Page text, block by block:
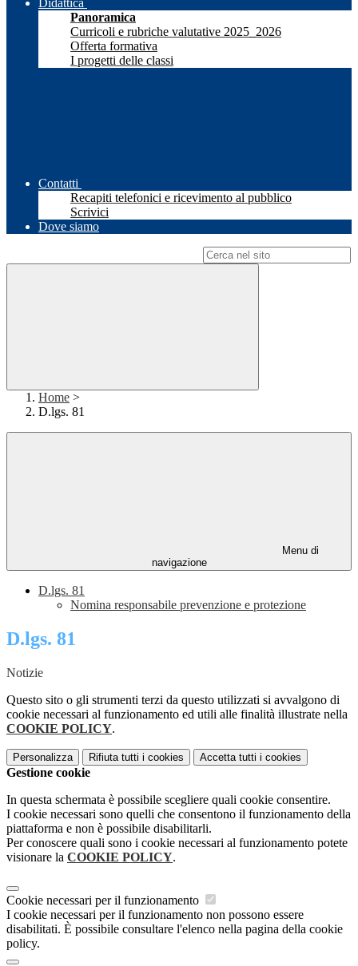
Didattica
Panoramica
Curricoli e rubriche valutative 2025_2026
Offerta formativa
I progetti delle classi
Contatti
Recapiti telefonici e ricevimento al pubblico
Scrivici
Dove siamo
Home >
D.lgs. 81
Menu di
navigazione
D.lgs. 81
Nomina responsabile prevenzione e protezione
D.lgs. 81
Notizie
Questo sito o gli strumenti terzi da questo utilizzati si avvalgono di
cookie necessari al funzionamento ed utili alle finalità illustrate nella
COOKIE POLICY.
Personalizza Rifiuta tutti i cookies Accetta tutti i cookies
Gestione cookie
In questa schermata è possibile scegliere quali cookie consentire.
I cookie necessari sono quelli che consentono il funzionamento della
piattaforma e non è possibile disabilitarli.
Per conoscere quali sono i cookie necessari al funzionamento potete
visionare la COOKIE POLICY.
Cookie necessari per il funzionamento
I cookie necessari per il funzionamento non possono essere
disabilitati. È possibile consultare l'elenco nella pagina della cookie
policy.